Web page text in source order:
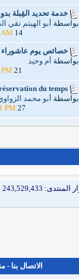
خدمة تحديد القِبلة
بواسطة أبو الهيثم تقي
14 Jun 2018
خصائص يوم عاشوراء
بواسطة أم وحيد
21 Jun 2026
du temps...
بواسطة أبو محمد
27 May 2018
PM
الاتصال بنا -